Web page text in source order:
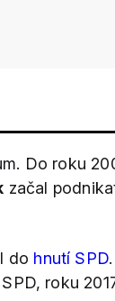
Do roku
začal
do hnutí SPD
roku